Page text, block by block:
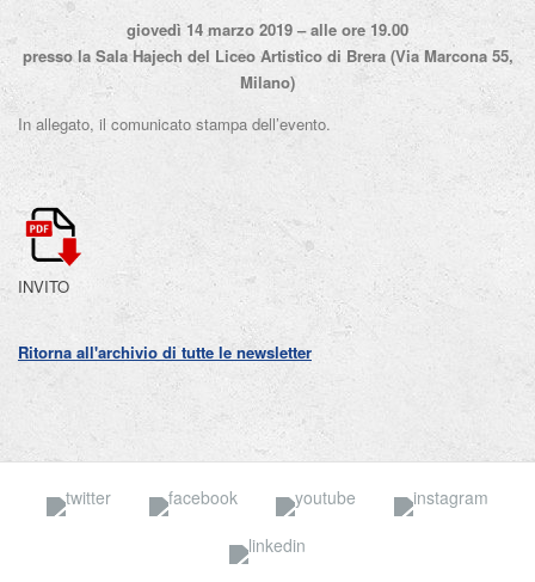
giovedì 14 marzo 2019 – alle ore 19.00
presso la Sala Hajech del Liceo Artistico di Brera (Via Marcona 55,
Milano)
In allegato, il comunicato stampa dell’evento.
INVITO
Ritorna all'archivio di tutte le newsletter
Twitter Facebook YouTube